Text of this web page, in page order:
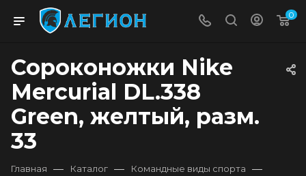
0
Сороконожки Nike
Mercurial DL.338
Green, желтый, разм.
33
Главная — Каталог — Командные виды спорта —